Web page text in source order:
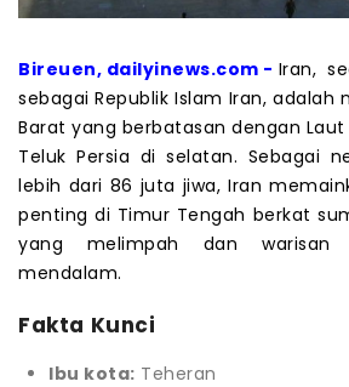
Bireuen, dailyinews.com - Iran,
sebagai Republik Islam Iran, adalah
Barat yang berbatasan dengan
Teluk Persia di selatan. Sebagai
lebih dari 86 juta jiwa, Iran
penting di Timur Tengah berkat
yang melimpah dan warisan
mendalam.
Fakta Kunci
Ibu kota: Teheran